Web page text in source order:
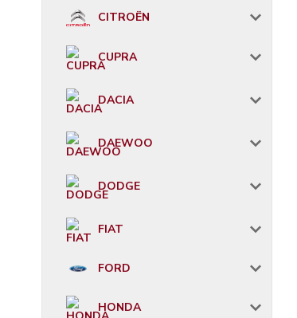
CITROËN
CUPRA
DACIA
DAEWOO
DODGE
FIAT
FORD
HONDA